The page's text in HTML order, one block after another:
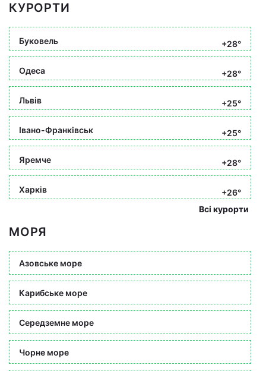
КУРОРТИ
Буковель +28°
Одеса +28°
Львів +25°
Івано-Франківськ +25°
Яремче +28°
Харків
+26°
Всі курорти
МОРЯ
Азовське море
Карибське море
Середземне море
Чорне море